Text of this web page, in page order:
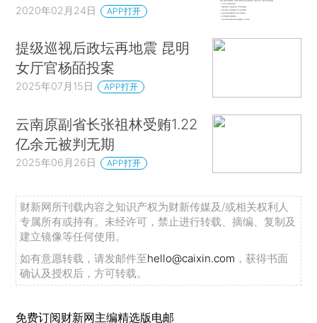
2020年02月24日 APP打开
提级巡视后政坛再地震 昆明
女厅官杨皕投案
2025年07月15日 APP打开
云南原副省长张祖林受贿1.22
亿余元被判无期
2025年06月26日 APP打开
财新网所刊载内容之知识产权为财新传媒及/或相关权利人
专属所有或持有。未经许可，禁止进行转载、摘编、复制及
建立镜像等任何使用。
如有意愿转载，请发邮件至hello@caixin.com ，获得书面
确认及授权后，方可转载。
免费订阅财新网主编精选版电邮